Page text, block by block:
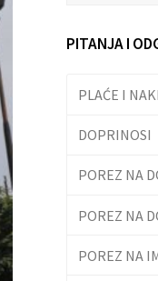
PITANJA I
PLAĆE I
DOPRINOSI
POREZ NA
POREZ NA
POREZ NA